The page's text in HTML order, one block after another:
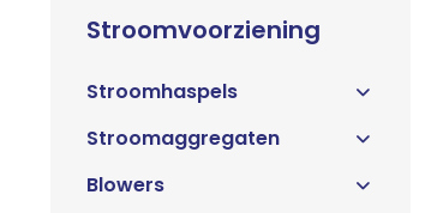
Stroomvoorziening
Stroomhaspels
Stroomaggregaten
Blowers